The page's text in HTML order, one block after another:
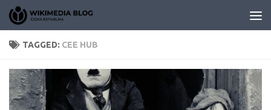
Skip to content
TAGGED: CEE HUB